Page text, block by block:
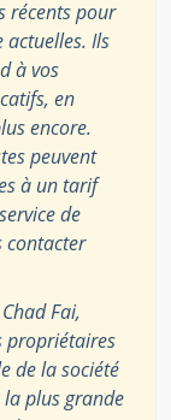
récents pour
actuelles. Ils
à vos
en
encore.
peuvent
à un tarif
de
contacter
Fai,
propriétaires
de la société
plus grande